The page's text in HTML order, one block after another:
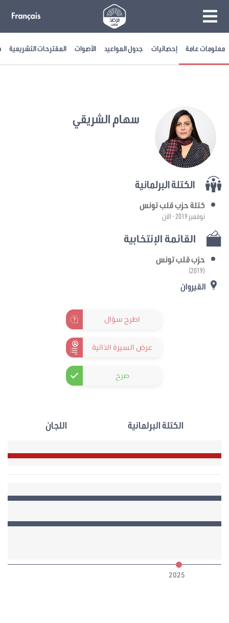
معلومات عامة إحصائيات جدول المواعيد الأصوات المقترحات التشريعية
سهام الشريقي
الكتلة البرلمانية
كتلة حزب قلب تونس
نوفمبر 2019 - الآن
القائمة الإنتخابية
حزب قلب تونس
(2019)
القيروان
اطرح سؤال
عرض السيرة الذاتية
صرح
الكتلة البرلمانية اللجان
2025